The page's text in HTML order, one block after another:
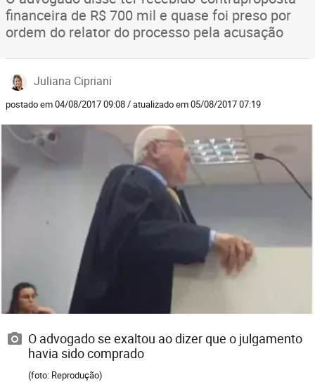
financeira de R$ 700 mil e quase foi preso por
ordem do relator do processo pela acusação
Juliana Cipriani
postado em 04/08/2017 09:08 / atualizado em 05/08/2017 07:19
O advogado se exaltou ao dizer que o julgamento
havia sido comprado
(foto: Reprodução)